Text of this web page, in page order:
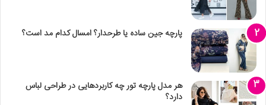
پارچه جین ساده یا طرحدار؟ امسال کدام مد است؟
هر مدل پارچه تور چه کاربردهایی در طراحی لباس
دارد؟